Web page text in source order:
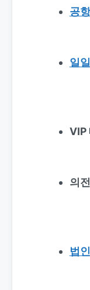
공
일일
VIP
의
법